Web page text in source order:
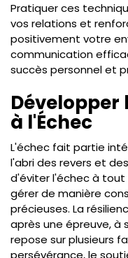
Pratiquer ces
vos relations et
positivement votre
communication
succès personnel et
Développer
à l'Échec
L'échec fait partie
l'abri des revers et
d'éviter l'échec à tout
gérer de manière
précieuses. La
après une épreuve, à
repose sur plusieurs
persévérance, le